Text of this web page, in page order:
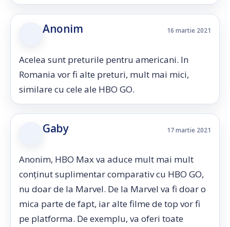
Anonim 16 martie 2021
Acelea sunt preturile pentru americani. In
Romania vor fi alte preturi, mult mai mici,
similare cu cele ale HBO GO.
Gaby 17 martie 2021
Anonim, HBO Max va aduce mult mai mult
conținut suplimentar comparativ cu HBO GO,
nu doar de la Marvel. De la Marvel va fi doar o
mica parte de fapt, iar alte filme de top vor fi
pe platforma. De exemplu, va oferi toate